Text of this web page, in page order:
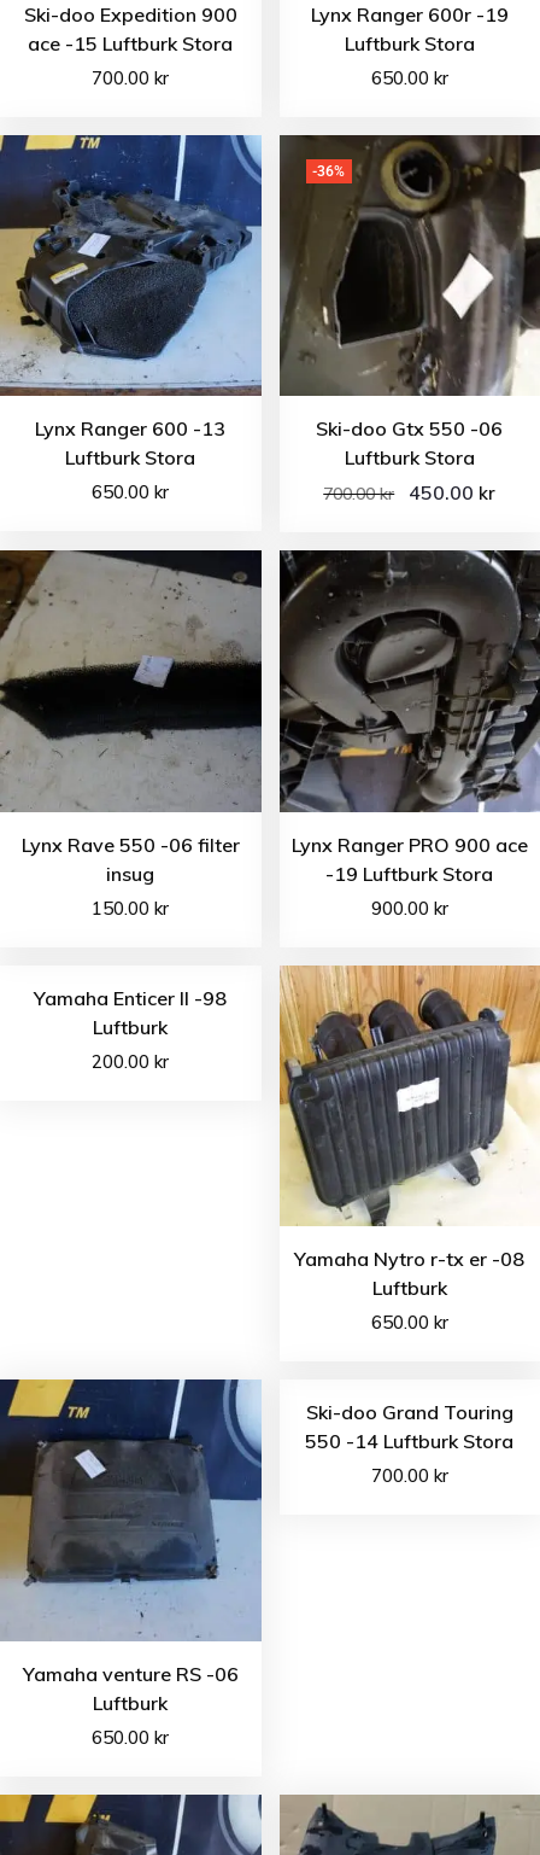
Ski-doo Expedition 900
ace -15 Luftburk Stora
700.00kr
Lynx Ranger 600r -19
Luftburk Stora
650.00 kr
Lynx Ranger 600 -13
Luftburk Stora
650.00kr
-36%
Ski-doo Gtx 550 -06
Luftburk Stora
700.00kr 450.00 kr
Lynx Rave 550 -06 filter
insug
150.00kr
Lynx Ranger PRO 900 ace
-19 Luftburk Stora
900.00 kr
Yamaha Enticer II -98
Luftburk
200.00kr
Yamaha Nytro r-tx er -08
Luftburk
650.00 kr
Yamaha venture RS -06
Luftburk
650.00kr
Ski-doo Grand Touring
550 -14 Luftburk Stora
700.00 kr